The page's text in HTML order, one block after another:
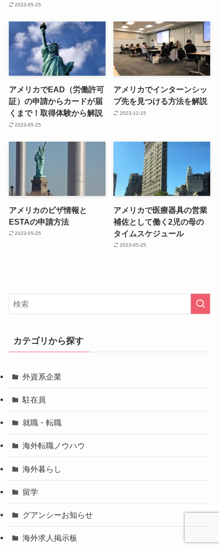
2023-05-25
アメリカでEAD（労働許可
証）の申請からカードが届
くまで！取得体験から解説
2023-05-25
アメリカでインターンシッ
プ先を見つける方法を解説
2023-12-15
アメリカのビザ情報と
ESTAの申請方法
2023-05-25
アメリカで医療器具の営業
補佐として働く2児の母の
タイムスケジュール
2023-05-25
カテゴリから探す
外資系企業
駐在員
就職・転職
海外転職ノウハウ
海外暮らし
留学
グアンシーお知らせ
海外求人掲示板